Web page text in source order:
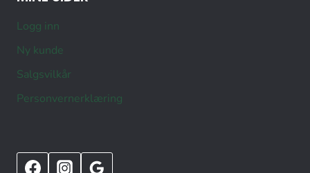
Logg inn
Ny kunde
Salgsvilkår
Personvernerklæring